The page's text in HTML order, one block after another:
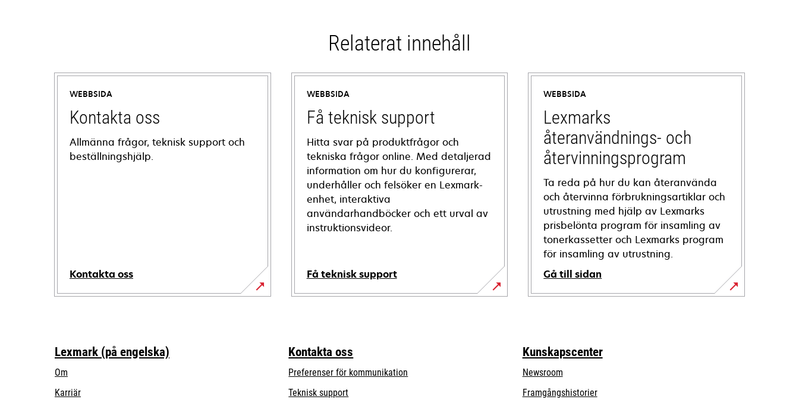
Relaterat innehåll
WEBBSIDA
Kontakta oss
Allmänna frågor, teknisk support och
beställningshjälp.
Kontakta oss
WEBBSIDA
Få teknisk support
Hitta svar på produktfrågor och
tekniska frågor online. Med detaljerad
information om hur du konfigurerar,
underhåller och felsöker en Lexmark-
enhet, interaktiva
användarhandböcker och ett urval av
instruktionsvideor.
Få teknisk support
opens
tab
WEBBSIDA
Lexmarks
återanvändnings- och
återvinningsprogram
Ta reda på hur du kan återanvända
och återvinna förbrukningsartiklar och
utrustning med hjälp av Lexmarks
prisbelönta program för insamling av
tonerkassetter och Lexmarks program
för insamling av utrustning.
Gå till sidan
Lexmark (på engelska)
Om
Karriär
Kontakta oss
Preferenser för kommunikation
Teknisk supportopens
Kunskapscenter
Newsroom
Framgångshistorier